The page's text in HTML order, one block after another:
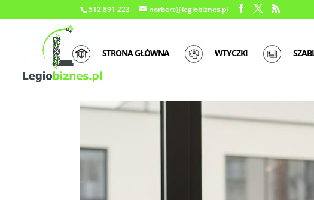
512 891 223 norbert@legiobiznes.pl
STRONA GŁÓWNA WTYCZKI